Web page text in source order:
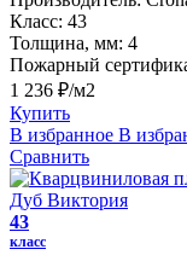
Класс: 43
Толщина, мм: 4
Пожарный
1 236 ₽/м2
Купить
В избранное В
Сравнить
43
класс